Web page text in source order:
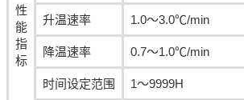
性
能
指
标
升温速率 1.0～3.0℃/min
降温速率 0.7～1.0℃/min
时间设定范围 1～9999H